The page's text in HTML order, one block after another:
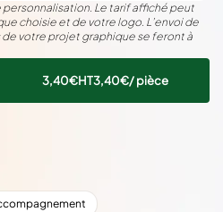
Le tarif affiché peut
choisie et de votre logo. L’envoi de
votre projet graphique se feront à
3,40€HT3,40€/ pièce